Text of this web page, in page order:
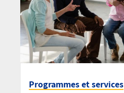
Programmes et services